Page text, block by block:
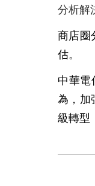
分析解
商店圈
估。
中華電
為，加
級轉型